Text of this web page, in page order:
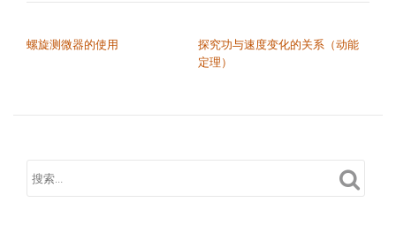
螺旋测微器的使用
探究功与速度变化的关系（动能
定理）